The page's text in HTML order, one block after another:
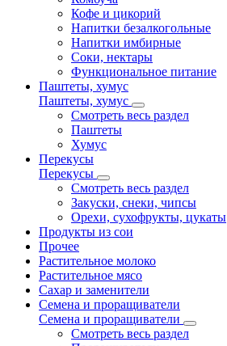
Кофе и цикорий
Напитки безалкогольные
Напитки имбирные
Соки, нектары
Функциональное питание
Паштеты, хумус
Паштеты, хумус
Смотреть весь раздел
Паштеты
Хумус
Перекусы
Перекусы
Смотреть весь раздел
Закуски, снеки, чипсы
Орехи, сухофрукты, цукаты
Продукты из сои
Прочее
Растительное молоко
Растительное мясо
Сахар и заменители
Семена и проращиватели
Семена и проращиватели
Смотреть весь раздел